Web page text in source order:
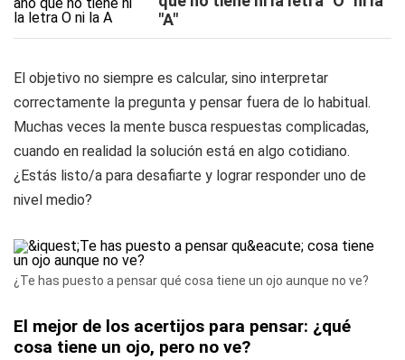
"A"
El objetivo no siempre es calcular, sino interpretar
correctamente la pregunta y pensar fuera de lo habitual.
Muchas veces la mente busca respuestas complicadas,
cuando en realidad la solución está en algo cotidiano.
¿Estás listo/a para desafiarte y lograr responder uno de
nivel medio?
¿Te has puesto a pensar qué cosa tiene un ojo aunque no ve?
El mejor de los acertijos para pensar: ¿qué
cosa tiene un ojo, pero no ve?